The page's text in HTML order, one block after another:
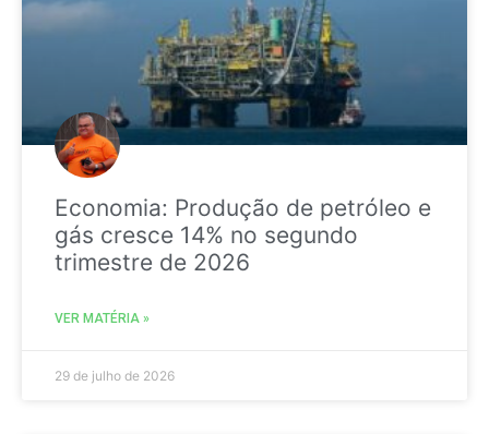
Economia: Produção de petróleo e
gás cresce 14% no segundo
trimestre de 2026
VER MATÉRIA »
29 de julho de 2026